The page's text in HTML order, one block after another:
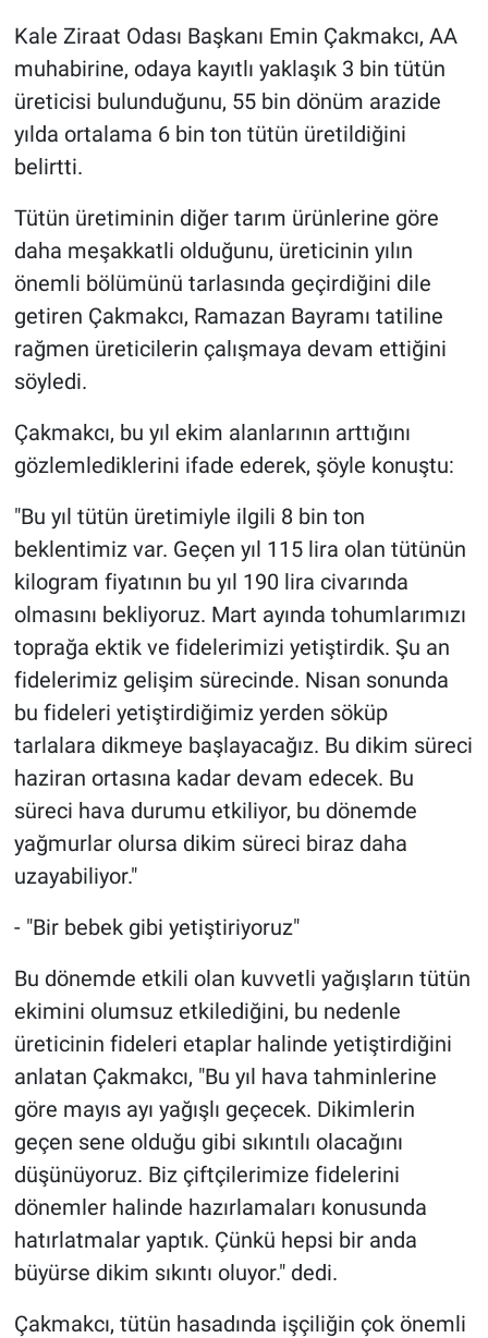
Kale Ziraat Odası Başkanı Emin Çakmakcı, AA
muhabirine, odaya kayıtlı yaklaşık 3 bin tütün
üreticisi bulunduğunu, 55 bin dönüm arazide
yılda ortalama 6 bin ton tütün üretildiğini
belirtti.
Tütün üretiminin diğer tarım ürünlerine göre
daha meşakkatli olduğunu, üreticinin yılın
önemli bölümünü tarlasında geçirdiğini dile
getiren Çakmakcı, Ramazan Bayramı tatiline
rağmen üreticilerin çalışmaya devam ettiğini
söyledi.
Çakmakcı, bu yıl ekim alanlarının arttığını
gözlemlediklerini ifade ederek, şöyle konuştu:
"Bu yıl tütün üretimiyle ilgili 8 bin ton
beklentimiz var. Geçen yıl 115 lira olan tütünün
kilogram fiyatının bu yıl 190 lira civarında
olmasını bekliyoruz. Mart ayında tohumlarımızı
toprağa ektik ve fidelerimizi yetiştirdik. Şu an
fidelerimiz gelişim sürecinde. Nisan sonunda
bu fideleri yetiştirdiğimiz yerden söküp
tarlalara dikmeye başlayacağız. Bu dikim süreci
haziran ortasına kadar devam edecek. Bu
süreci hava durumu etkiliyor, bu dönemde
yağmurlar olursa dikim süreci biraz daha
uzayabiliyor."
- "Bir bebek gibi yetiştiriyoruz"
Bu dönemde etkili olan kuvvetli yağışların tütün
ekimini olumsuz etkilediğini, bu nedenle
üreticinin fideleri etaplar halinde yetiştirdiğini
anlatan Çakmakcı, "Bu yıl hava tahminlerine
göre mayıs ayı yağışlı geçecek. Dikimlerin
geçen sene olduğu gibi sıkıntılı olacağını
düşünüyoruz. Biz çiftçilerimize fidelerini
dönemler halinde hazırlamaları konusunda
hatırlatmalar yaptık. Çünkü hepsi bir anda
büyürse dikim sıkıntı oluyor." dedi.
Çakmakcı, tütün hasadında işçiliğin çok önemli